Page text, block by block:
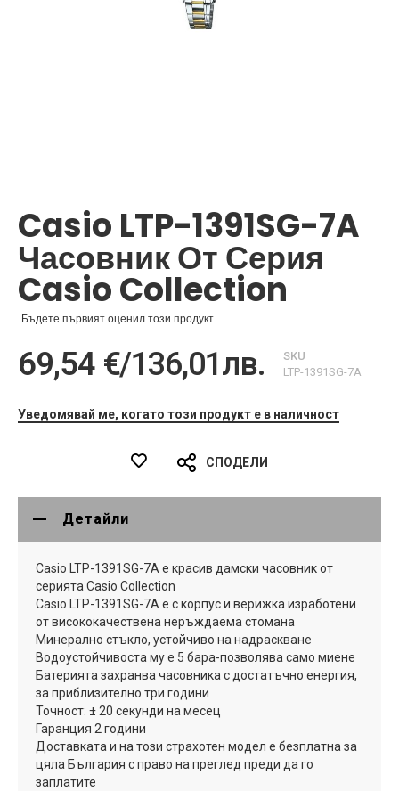
на
галерия
със
снимки
Casio LTP-1391SG-7A
Часовник От Серия
Casio Collection
Бъдете първият оценил този продукт
69,54 €/136,01лв.
SKU
LTP-1391SG-7A
Уведомявай ме, когато този продукт е в наличност
СПОДЕЛИ
Детайли
Casio LTP-1391SG-7A е красив дамски часовник от
серията Casio Collection
Casio LTP-1391SG-7A е с корпус и верижка изработени
от висококачествена неръждаема стомана
Минерално стъкло, устойчиво на надраскване
Водоустойчивоста му е 5 бара-позволява само миене
Батерията захранва часовника с достатъчно енергия,
за приблизително три години
Точност: ± 20 секунди на месец
Гаранция 2 години
Доставката и на този страхотен модел е безплатна за
цяла България с право на преглед преди да го
заплатите